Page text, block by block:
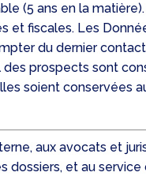
(5 ans en la
fiscales. Les
du dernier
prospects sont
soient conservées
aux avocats et
dossiers, et au